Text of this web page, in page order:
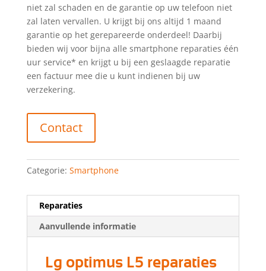
niet zal schaden en de garantie op uw telefoon niet
zal laten vervallen. U krijgt bij ons altijd 1 maand
garantie op het gerepareerde onderdeel! Daarbij
bieden wij voor bijna alle smartphone reparaties één
uur service* en krijgt u bij een geslaagde reparatie
een factuur mee die u kunt indienen bij uw
verzekering.
Contact
Categorie: Smartphone
Reparaties
Aanvullende informatie
Lg optimus L5 reparaties